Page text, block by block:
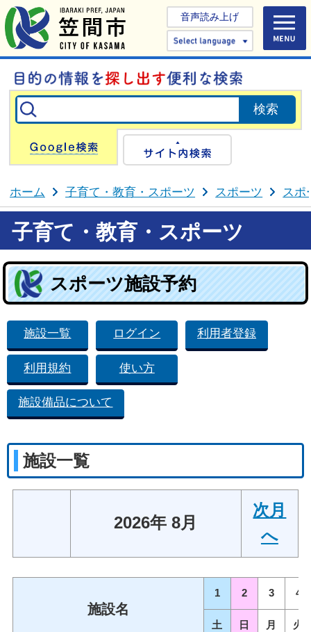
音声読み上げ
Select
Google検索
ホーム 子育て・教育・スポーツ スポーツ スポ
子育て・教育・スポーツ
スポーツ施設予約
施設一覧 ログイン 利用者登録
利用規約 使い方
施設備品について
施設一覧
2026年 8月
次月
へ
施設名
1 2 3 4
土 日 月 火